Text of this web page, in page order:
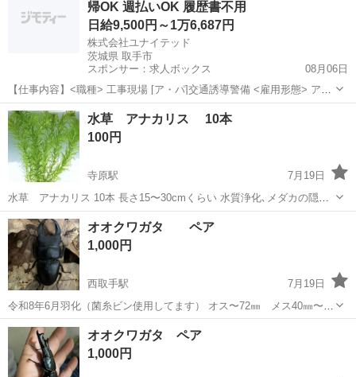
金魚のおやつに与えたり、メ...帰OK 週払いOK 履歴書不用
日給9,500円～1万6,687円
株式会社ユナイテッド
茨城県 取手市
スポンサー：求人ボックス
08月06日
【仕事内容】<職種> 工事現場 [ア・パ]交通誘導警備 <雇用形態> アル
バイト・パート <給与> [ア・パ]日給9,500円～16,687円 交通費:一部支
給 規定により支給 1日500円～1000円 日給10500円 休日出勤...
アルバイト・パート
水草 アナカリス 10本
100円
寺原駅
7月19日
水草 アナカリス 10本 長さ15〜30cmくらい 水質浄化､メダカの隠れ
家などにいかがでしょうか。植えても浮かべてもよく育ち増えてくれ
ます。またメダカの冬越しにも役立ちますよ♪ 屋内水槽と屋外ビオト
ープで増えたものなの...
茨城 取手市 寺原駅 その他
オオクワガタ ペア
1,000円
西取手駅
7月19日
令和8年6月羽化（菌糸ビン使用してます） オス〜72㎜ メス40㎜〜
残り少なくなってます 飼育は100均で売っているもので揃うのでお子
様と一緒に飼育などいかがですか ※オス72㎜〜76㎜は2000円で出して
ます ...
茨城 取手市 西取手駅
オオクワガタ ペア
1,000円